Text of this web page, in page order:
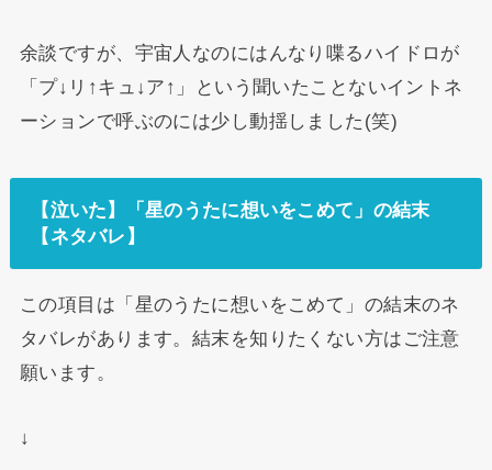
余談ですが、宇宙人なのにはんなり喋るハイドロが
「プ↓リ↑キュ↓ア↑」という聞いたことないイントネ
ーションで呼ぶのには少し動揺しました(笑)
【泣いた】「星のうたに想いをこめて」の結末
【ネタバレ】
この項目は「星のうたに想いをこめて」の結末のネ
タバレがあります。結末を知りたくない方はご注意
願います。
↓